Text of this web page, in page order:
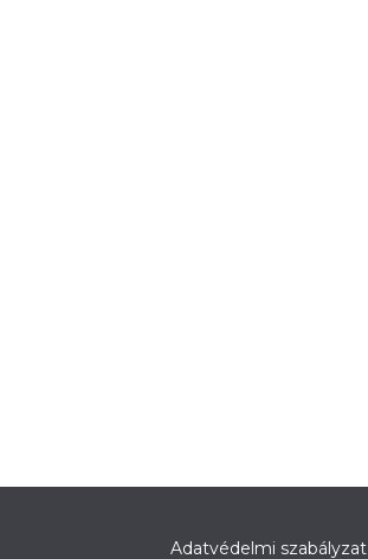
Adatvédelmi szabályzat